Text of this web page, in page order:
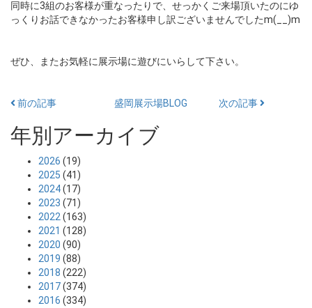
同時に3組のお客様が重なったりで、せっかくご来場頂いたのにゆ
っくりお話できなかったお客様申し訳ございませんでしたm(__)m
ぜひ、またお気軽に展示場に遊びにいらして下さい。
前の記事 盛岡展示場BLOG 次の記事
年別アーカイブ
2026 (19)
2025 (41)
2024(17)
2023 (71)
2022 (163)
2021 (128)
2020 (90)
2019 (88)
2018 (222)
2017(374)
2016 (334)